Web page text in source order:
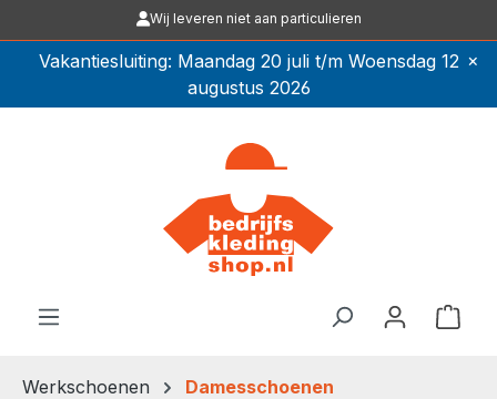
Ga naar de hoofdinhoudWij leveren niet aan particulieren
Vakantiesluiting: Maandag 20 juli t/m Woensdag 12
augustus 2026
×
Werkschoenen Damesschoenen